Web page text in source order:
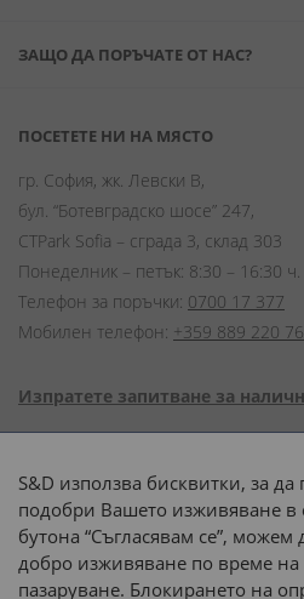
ЗАЩО ДА ПОРЪЧАТЕ ОТ НАС?
ПОСЕТЕТЕ НИ НА МЯСТО
гр. София, жк. Левски В,
бул. “Ботевградско шосе” 247,
CTPark Sofia – сграда 3, склад 303
Понеделник – петък: 8:30 – 16:30 ч.
Телефон за поръчки: 0700 17 377
Мобилен телефон: +359 889 220
Изпратете запитване за
Начини на
S&D използва бисквитки, за
подобри Вашето изживяване в
бутона “Съгласявам се”,
добро изживяване по време
пазаруване. Блокирането на